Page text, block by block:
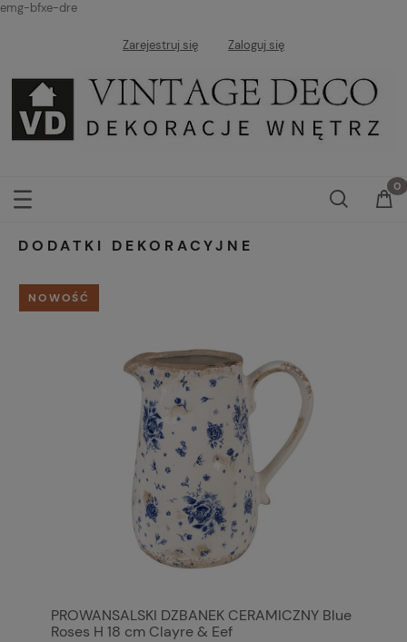
emg-bfxe-dre
Zarejestruj się Zaloguj się
DODATKI DEKORACYJNE
PROWANSALSKI DZBANEK CERAMICZNY Blue
Roses H 18 cm Clayre & Eef
NOWOŚĆ